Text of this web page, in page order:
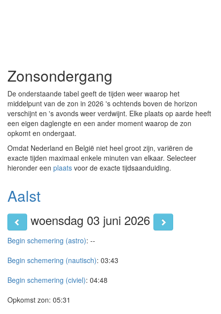
Zonsondergang
De onderstaande tabel geeft de tijden weer waarop het
middelpunt van de zon in 2026 's ochtends boven de horizon
verschijnt en 's avonds weer verdwijnt. Elke plaats op aarde heeft
een eigen daglengte en een ander moment waarop de zon
opkomt en ondergaat.
Omdat Nederland en België niet heel groot zijn, variëren de
exacte tijden maximaal enkele minuten van elkaar. Selecteer
hieronder een plaats voor de exacte tijdsaanduiding.
Aalst
woensdag 03 juni 2026
Begin schemering (astro): --
Begin schemering (nautisch): 03:43
Begin schemering (civiel): 04:48
Opkomst zon: 05:31